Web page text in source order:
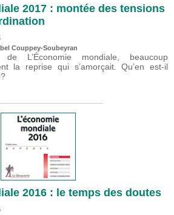
2017 : montée des tensions
Couppey-Soubeyran
L’Économie mondiale, beaucoup
la reprise qui s’amorçait. Qu’en est-il
?
2016 : le temps des doutes